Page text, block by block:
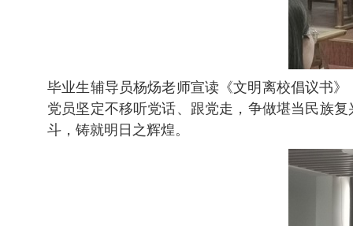
毕业生辅导员杨炀老师宣读《文明离校倡议书》
党员坚定不移听党话、跟党走，争做堪当民族
斗，铸就明日之辉煌。